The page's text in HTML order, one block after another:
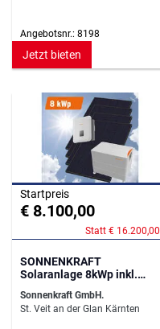
Angebotsnr.: 8198
Jetzt bieten
Startpreis
€ 8.100,00
Statt € 16.200,00
SONNENKRAFT
Solaranlage 8kWp inkl.
Sonnenkraft GmbH.
St. Veit an der Glan Kärnten